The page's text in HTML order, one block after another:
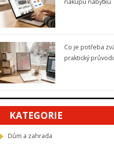
nákupu nábytku
Co je potřeba
praktický
KATEGORIE
Dům a zahrada